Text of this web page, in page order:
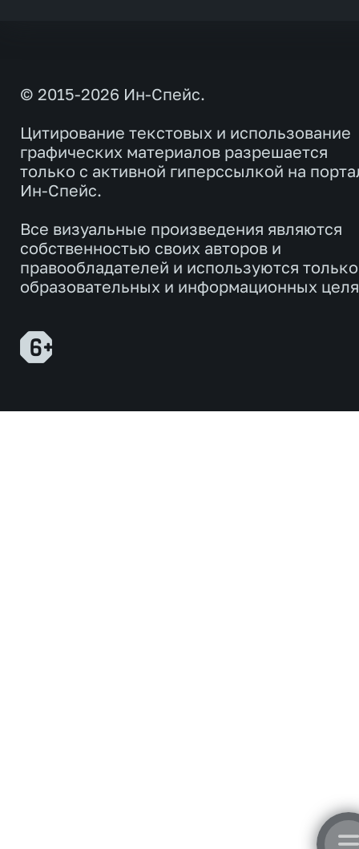
© 2015-2026 Ин-Спейс.
Цитирование текстовых и использование
графических материалов разрешается
только с активной гиперссылкой на
Ин-Спейс.
Все визуальные произведения являются
собственностью своих авторов и
правообладателей и используются
образовательных и информационных